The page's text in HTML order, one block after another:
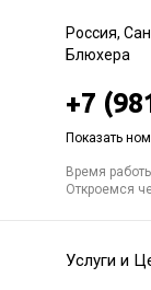
Россия,
Блюхера
+7
Показать
Время
Откроемся
Услуги и